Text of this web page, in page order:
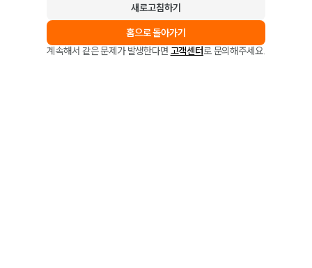
새로고침하기
홈으로 돌아가기
계속해서 같은 문제가 발생한다면 고객센터로 문의해주세요.